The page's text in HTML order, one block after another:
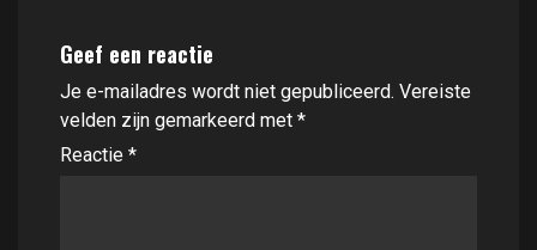
Geef een reactie
Je e-mailadres wordt niet gepubliceerd. Vereiste
velden zijn gemarkeerd met *
Reactie *